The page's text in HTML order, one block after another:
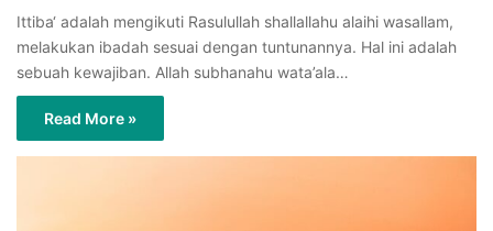
Ittiba‘ adalah mengikuti Rasulullah shallallahu alaihi wasallam,
melakukan ibadah sesuai dengan tuntunannya. Hal ini adalah
sebuah kewajiban. Allah subhanahu wata’ala…
Read More »